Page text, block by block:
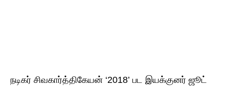
நடிகர் சிவகார்த்திகேயன் ‘2018’ பட இயக்குனர் ஜூட்